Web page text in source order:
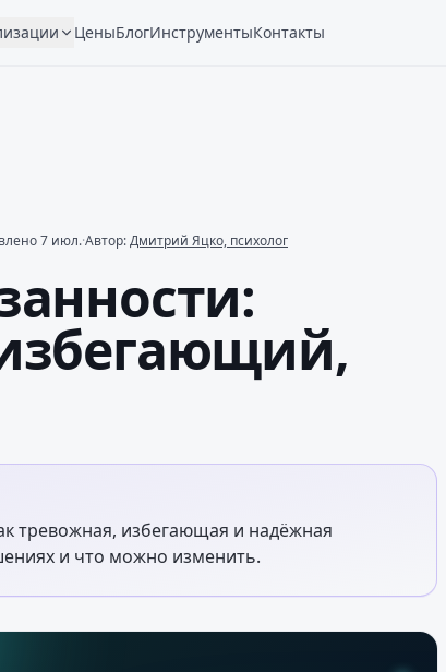
ЦеныБлогИнструментыКонтакты
7 июл.·Автор:Дмитрий Яцко, психолог
тревожная, избегающая и надёжная
и что можно изменить.